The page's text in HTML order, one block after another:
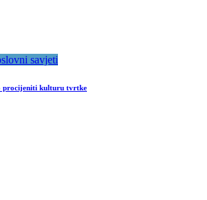
savjeti
procijeniti kulturu tvrtke